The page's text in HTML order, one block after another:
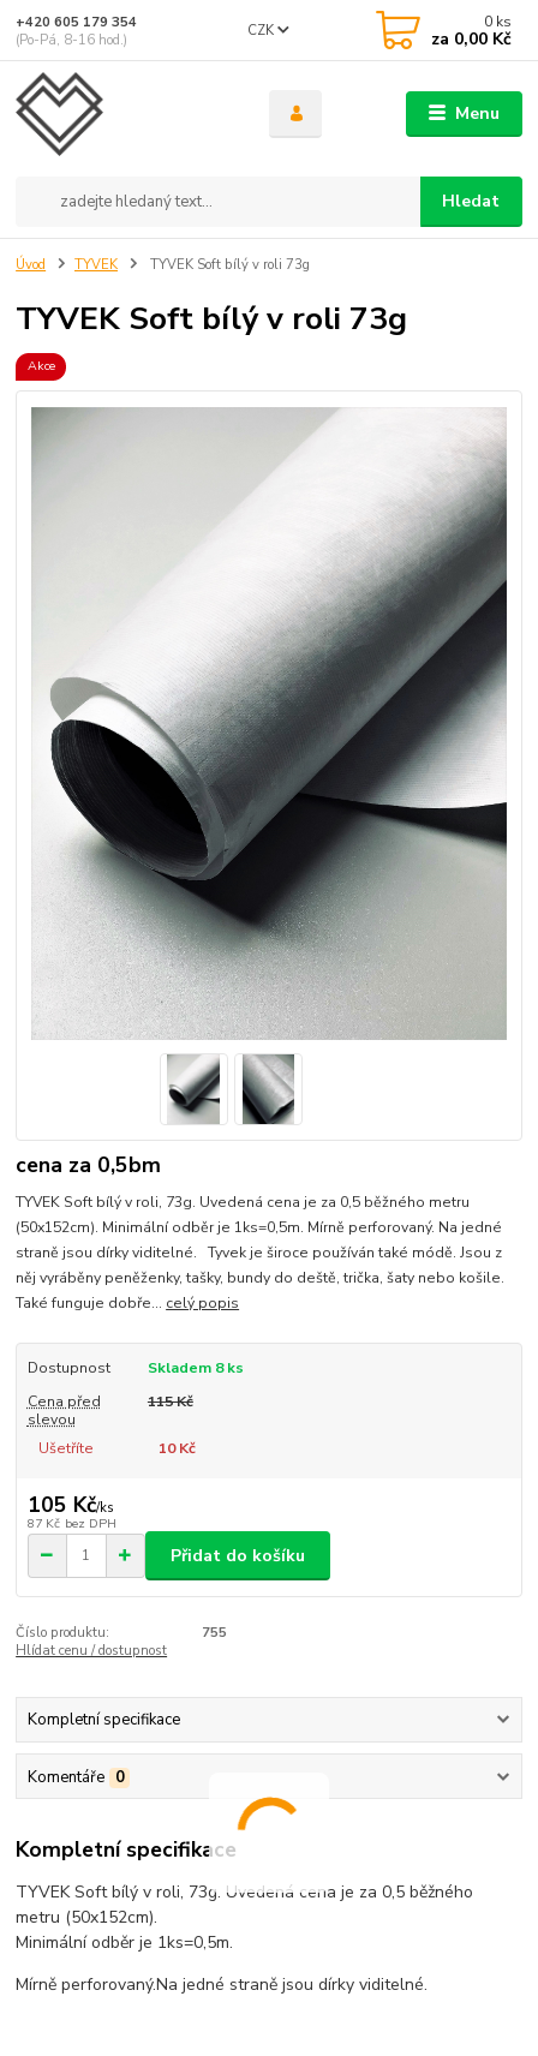
Menu
CZK
Hledat
+420 605 179 354
(Po-Pá, 8-16 hod.)
0 ks
za 0,00 Kč
Úvod TYVEK TYVEK Soft bílý v roli 73g
TYVEK Soft bílý v roli 73g
Akce
cena za 0,5bm
TYVEK Soft bílý v roli, 73g. Uvedená cena je za 0,5 běžného metru
(50x152cm). Minimální odběr je 1ks=0,5m. Mírně perforovaný. Na jedné
straně jsou dírky viditelné. Tyvek je široce používán také módě. Jsou z
něj vyráběny peněženky, tašky, bundy do deště, trička, šaty nebo košile.
Také funguje dobře... celý popis
Dostupnost
Skladem 8 ks
Cena před
slevou
115 Kč
Ušetříte 10 Kč
105 Kč/ks
87 Kč bez DPH
Přidat do košíku
Číslo produktu:
755
Hlídat cenu / dostupnost
Kompletní specifikace
Komentáře 0
Kompletní specifikace
TYVEK Soft bílý v roli, 73g. Uvedená cena je za 0,5 běžného
metru (50x152cm).
Minimální odběr je 1ks=0,5m.
Mírně perforovaný.Na jedné straně jsou dírky viditelné.